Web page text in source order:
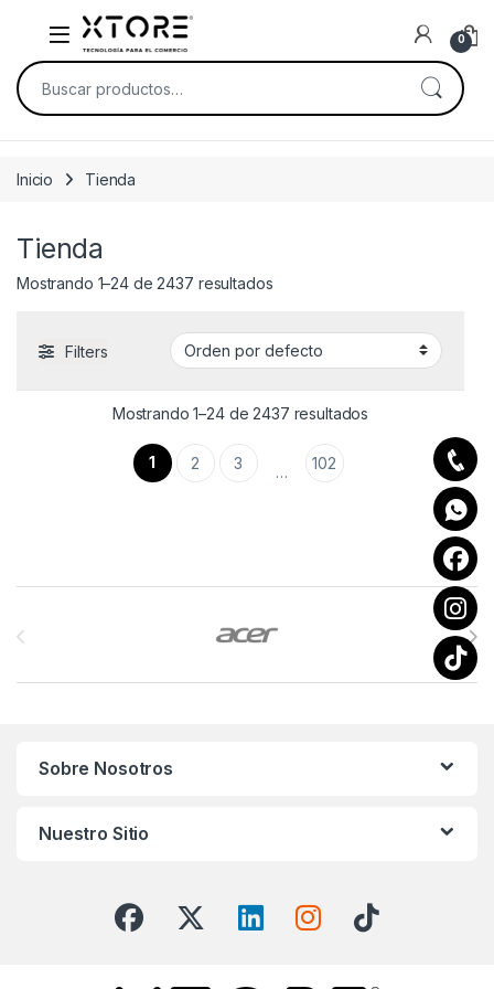
Skip to navigation
Skip to content
0
Buscar por:
Inicio Tienda
Tienda
Mostrando 1–24 de 2437 resultados
Filters
Mostrando 1–24 de 2437 resultados
1 2 3 … 102
Sobre Nosotros
Nuestro Sitio